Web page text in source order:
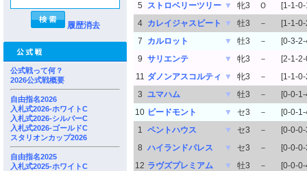
履歴消去
公式戦って何？
2026公式戦概要
自由指名2026
入札式2026-ホワイトC
入札式2026-シルバーC
入札式2026-ゴールドC
スタリオンカップ2026
自由指名2025
入札式2025-ホワイトC
5
ストロベリーツリー ▼ 牝3 Ｏ
[1-1-
4
カレイジャスビート ▼ 牡3 －
[1-1-
7
カルロット ▼ 牡3 －
[0-3-
9 サリエンテ ▼ 牝3 －
[2-1-
11 ダノンアスコルティ ▼ 牝3 －
[1-1-
3 ユマハム ▼ 牡3 －
[0-0-
10 ピードモント ▼ セ3 －
[0-0-
1 ペントハウス ▼ セ3 －
[0-0-
8 ハイランドパレス ▼ セ3 －
[0-0-
12 ラヴズプレミアム ▼ 牡3 － [0-0-